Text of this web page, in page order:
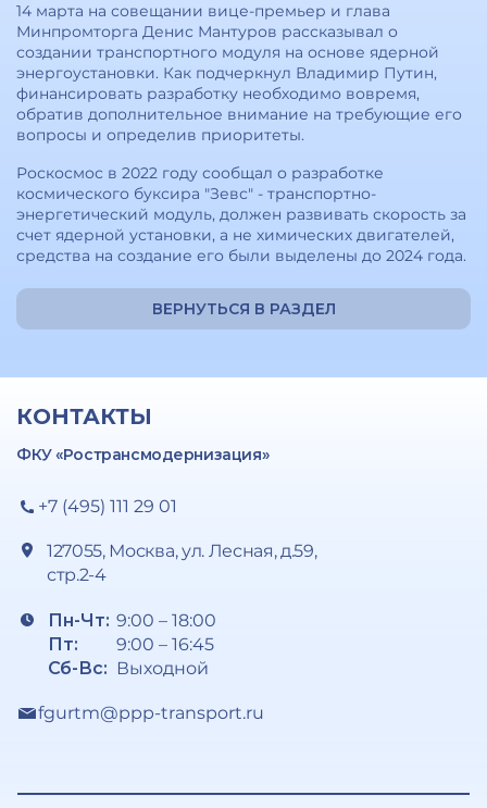
14 марта на совещании вице-премьер и глава
Минпромторга Денис Мантуров рассказывал о
создании транспортного модуля на основе ядерной
энергоустановки. Как подчеркнул Владимир Путин,
финансировать разработку необходимо вовремя,
обратив дополнительное внимание на требующие его
вопросы и определив приоритеты.
Роскосмос в 2022 году сообщал о разработке
космического буксира "Зевс" - транспортно-
энергетический модуль, должен развивать скорость за
счет ядерной установки, а не химических двигателей,
средства на создание его были выделены до 2024 года.
ВЕРНУТЬСЯ В РАЗДЕЛ
КОНТАКТЫ
ФКУ «Ространсмодернизация»
+7 (495) 111 29 01
127055, Москва, ул. Лесная, д.59,
стр.2-4
Пн-Чт:
Пт:
Сб-Вс:
9:00 – 18:00
9:00 – 16:45
Выходной
fgurtm@ppp-transport.ru